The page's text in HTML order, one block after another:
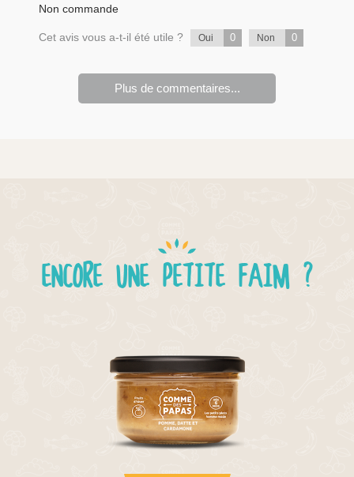
Non commande
Cet avis vous a-t-il été utile ? Oui 0 Non 0
Plus de commentaires...
ENCORE UNE PETITE FAIM ?